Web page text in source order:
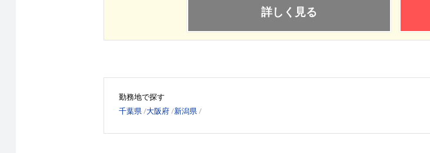
詳しく見る
勤務地で探す
千葉県 大阪府 新潟県